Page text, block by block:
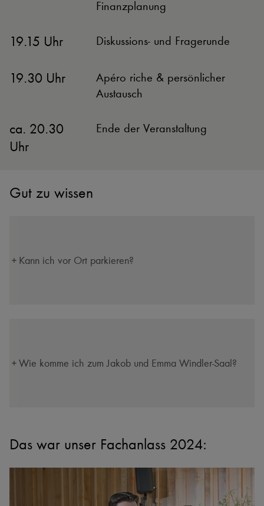
Finanzplanung
19.15 Uhr Diskussions- und Fragerunde
19.30 Uhr
Apéro riche & persönlicher
Austausch
ca. 20.30
Uhr
Ende der Veranstaltung
Gut zu wissen
Kann ich vor Ort parkieren?
Wie komme ich zum Jakob und Emma Windler-Saal?
Das war unser Fachanlass 2024: